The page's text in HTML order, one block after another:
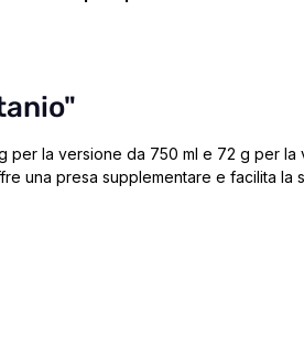
la versione da 750 ml e 72 g per
una presa supplementare e facilita la